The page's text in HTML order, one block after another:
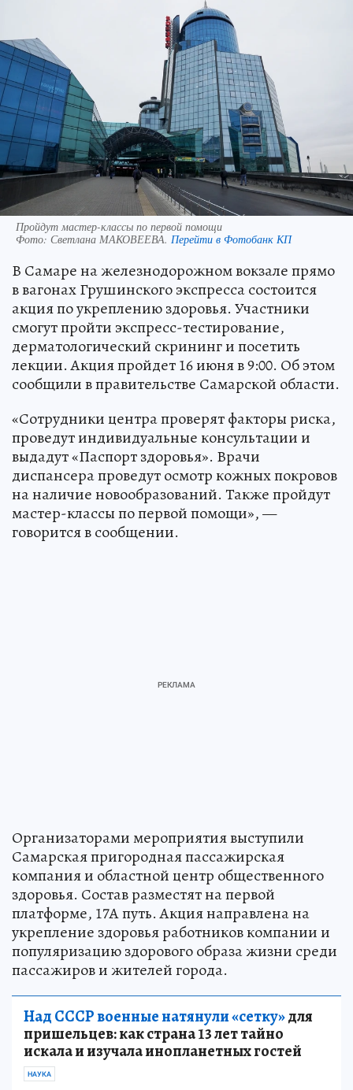
Пройдут мастер-классы по первой помощи
Фото: Светлана МАКОВЕЕВА. Перейти в Фотобанк КП
В Самаре на железнодорожном вокзале прямо
в вагонах Грушинского экспресса состоится
акция по укреплению здоровья. Участники
смогут пройти экспресс-тестирование,
дерматологический скрининг и посетить
лекции. Акция пройдет 16 июня в 9:00. Об этом
сообщили в правительстве Самарской области.
«Сотрудники центра проверят факторы риска,
проведут индивидуальные консультации и
выдадут «Паспорт здоровья». Врачи
диспансера проведут осмотр кожных покровов
на наличие новообразований. Также пройдут
мастер-классы по первой помощи», —
говорится в сообщении.
Организаторами мероприятия выступили
Самарская пригородная пассажирская
компания и областной центр общественного
здоровья. Состав разместят на первой
платформе, 17А путь. Акция направлена на
укрепление здоровья работников компании и
популяризацию здорового образа жизни среди
пассажиров и жителей города.
Над СССР военные натянули «сетку»для
пришельцев: как страна 13 лет тайно
искала и изучала инопланетных гостей
НАУКА